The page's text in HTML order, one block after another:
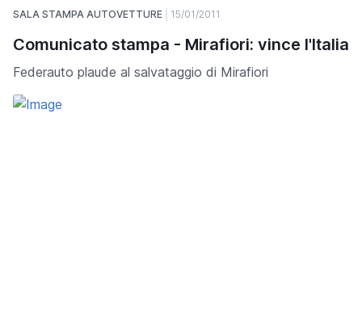
SALA STAMPA AUTOVETTURE 15/01/2011
Comunicato stampa - Mirafiori: vince l'Italia
Federauto plaude al salvataggio di Mirafiori